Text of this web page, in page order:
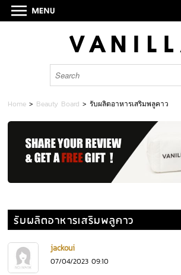
Home > Beauty Board >รับผลิตอาหารเสริมพลูคาว
รับผลิตอาหารเสริมพลูคาว
jackoui
07/04/2023 09:10